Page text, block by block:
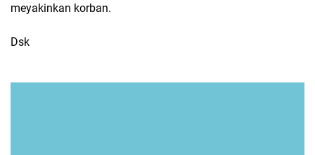
meyakinkan korban.
Dsk